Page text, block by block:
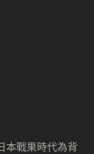
本戰果時代為背